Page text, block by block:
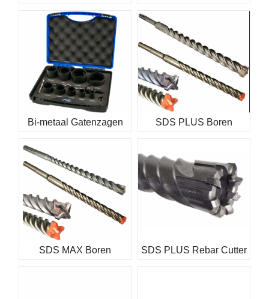
Bi-metaal Gatenzagen SDS PLUS Boren
SDS MAX Boren SDS PLUS Rebar Cutter